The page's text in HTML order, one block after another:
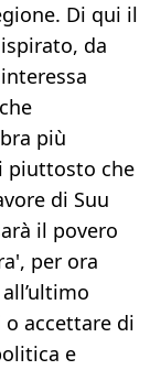
Di qui il
da
più
piuttosto che
di Suu
il povero
per ora
accettare di
e